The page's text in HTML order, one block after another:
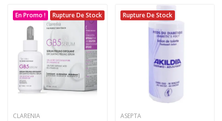
En Promo ! Rupture De Stock
CLARENIA
Rupture De Stock
ASEPTA